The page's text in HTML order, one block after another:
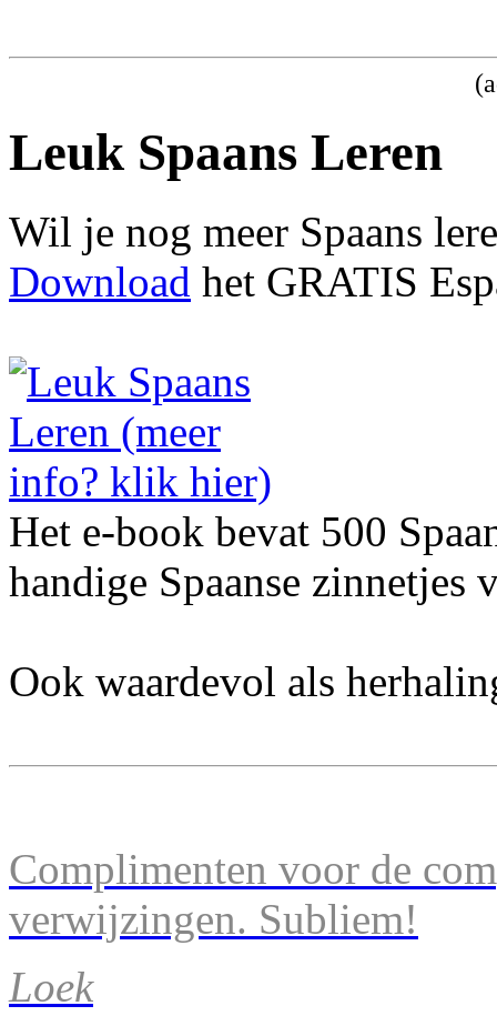
Leuk Spaans Leren
Wil je nog meer Spaans
Download het GRATIS
Het e-book bevat 500
handige Spaanse zinnetjes
Ook waardevol als
Complimenten voor de
verwijzingen. Subliem!
Loek